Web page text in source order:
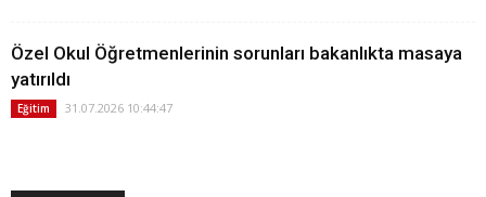
Özel Okul Öğretmenlerinin sorunları bakanlıkta masaya
yatırıldı
Eğitim 31.07.2026 10:44:47